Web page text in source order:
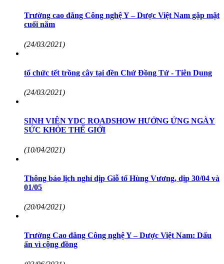
Trường cao đẳng Công nghệ Y – Dược Việt Nam gặp mặt
cuối năm
(24/03/2021)
tổ chức tết trồng cây tại đền Chử Đồng Tử - Tiên Dung
(24/03/2021)
SINH VIÊN YDC ROADSHOW HƯỞNG ỨNG NGÀY
SỨC KHỎE THẾ GIỚI
(10/04/2021)
Thông báo lịch nghỉ dịp Giỗ tổ Hùng Vương, dịp 30/04 và
01/05
(20/04/2021)
Trường Cao đẳng Công nghệ Y – Dược Việt Nam: Dấu
ấn vì cộng đồng